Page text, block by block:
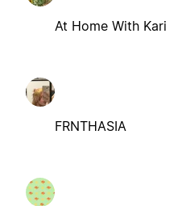
At Home With Kari
FRNTHASIA